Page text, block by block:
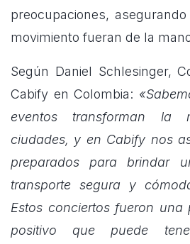
preocupaciones,
movimiento fueran de la
Según Daniel Schlesinger,
Cabify en Colombia:
eventos transforman la
ciudades, y en Cabify nos
preparados para brindar
transporte segura y
Estos conciertos fueron una
positivo que puede